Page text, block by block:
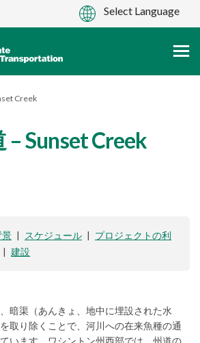
Creek
– Sunset Creek
西魚道 – Sunset Creek
90西魚道 – Sunset
I-90西魚道 – Sunset
I-90西魚道 – Sunset
景 | スケジュール | プロジェクトの利
| 建設
暗渠（あんきょ、地中に埋設された水
取り除くことで、河川への在来魚種の通